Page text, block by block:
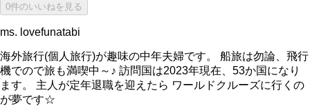
0件のいいねを見る
ms. lovefunatabi
海外旅行(個人旅行)が趣味の中年夫婦です。 船旅は勿論、飛行
機でので旅も満喫中～♪ 訪問国は2023年現在、53か国になり
ます。 主人が定年退職を迎えたら ワールドクルーズに行くの
が夢です☆